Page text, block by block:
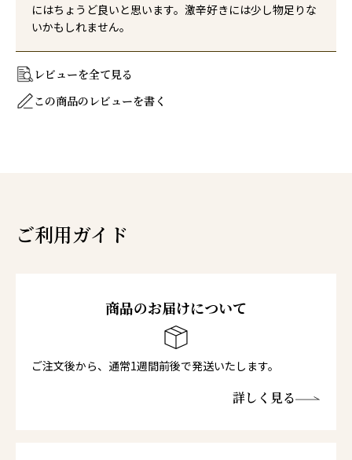
にはちょうど良いと思います。激辛好きには少し物足りな
いかもしれません。
レビューを全て見る
この商品のレビューを書く
ご利用ガイド
商品のお届けについて
ご注文後から、通常1週間前後で発送いたします。
詳しく見る